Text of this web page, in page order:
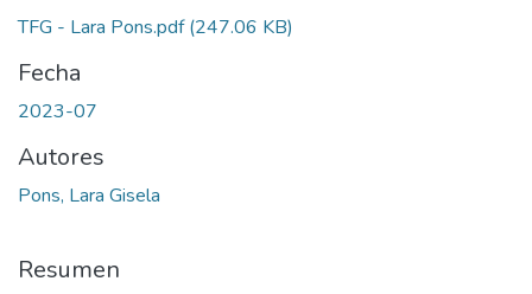
TFG - Lara Pons.pdf(247.06 KB)
Fecha
2023-07
Autores
Pons, Lara Gisela
Resumen